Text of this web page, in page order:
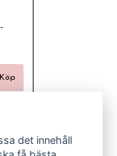
det innehåll